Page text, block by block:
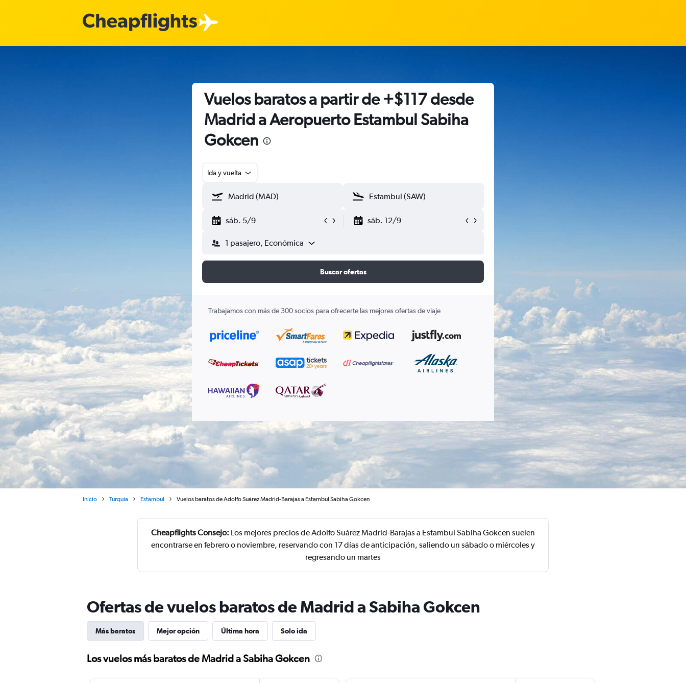
Vuelos baratos a partir de +$117 desde
Madrid a Aeropuerto Estambul Sabiha
Gokcen
Ida y vuelta
sáb. 5/9 sáb. 12/9
1 pasajero, Económica
Buscar ofertas
Trabajamos con más de 300 socios para ofrecerte las mejores ofertas de viaje
Inicio Turquía Estambul Vuelos baratos de Adolfo Suárez Madrid-Barajas a Estambul Sabiha Gokcen
Cheapflights Consejo: Los mejores precios de Adolfo Suárez Madrid-Barajas a Estambul Sabiha Gokcen suelen
encontrarse en febrero o noviembre, reservando con 17 días de anticipación, saliendo un sábado o miércoles y
regresando un martes
Ofertas de vuelos baratos de Madrid a Sabiha Gokcen
Más baratos Mejor opción Última hora Solo ida
Los vuelos más baratos de Madrid a Sabiha Gokcen